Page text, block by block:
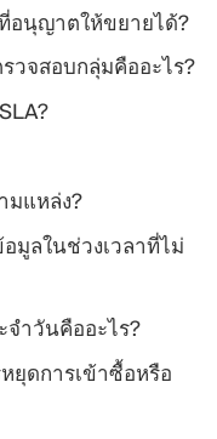
อนุญาตให้ขยายได้?
วจสอบกลุ่มคืออะไร?
มแหล่ง?
มูลในช่วงเวลาที่ไม่
จำวันคืออะไร?
ยุดการเข้าซื้อหรือ